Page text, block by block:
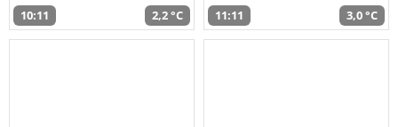
10:11 2,2 °C 11:11 3,0 °C